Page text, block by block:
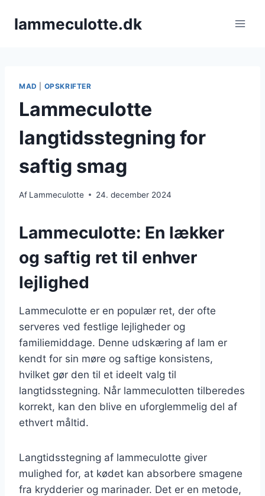
lammeculotte.dk
MAD OPSKRIFTER
Lammeculotte
langtidsstegning for
saftig smag
Af Lammeculotte 24. december 2024
Lammeculotte: En lækker
og saftig ret til enhver
lejlighed
Lammeculotte er en populær ret, der ofte
serveres ved festlige lejligheder og
familiemiddage. Denne udskæring af lam er
kendt for sin møre og saftige konsistens,
hvilket gør den til et ideelt valg til
langtidsstegning. Når lammeculotten tilberedes
korrekt, kan den blive en uforglemmelig del af
ethvert måltid.
Langtidsstegning af lammeculotte giver
mulighed for, at kødet kan absorbere smagene
fra krydderier og marinader. Det er en metode,